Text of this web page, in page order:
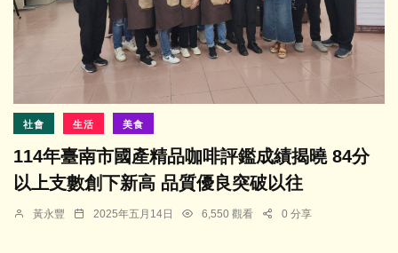
社會 生活 美食
114年臺南市國產精品咖啡評鑑成績揭曉 84分
以上支數創下新高 品質優良突破以往
黃永豐 2025年五月14日 6,550 觀看 0 分享